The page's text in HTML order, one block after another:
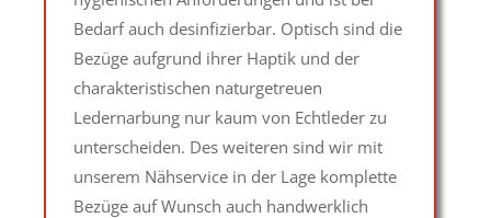
Bedarf auch desinfizierbar. Optisch sind die
Bezüge aufgrund ihrer Haptik und der
charakteristischen naturgetreuen
Ledernarbung nur kaum von Echtleder zu
unterscheiden. Des weiteren sind wir mit
unserem Nähservice in der Lage komplette
Bezüge auf Wunsch auch handwerklich